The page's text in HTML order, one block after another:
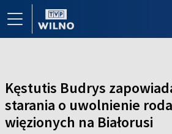
Kęstutis Budrys
starania o uwolnienie
więzionych na Białorusi